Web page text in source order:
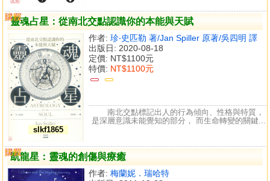
靈魂占星：從南北交點認識你的本能與天賦
slkf1865
作者: 珍‧史匹勒 著/Jan Spiller 原著/吳四明 譯
出版日: 2020-08-18
定價: NT$1100元
特價: NT$1100元
購買
比較
南北交點標記出人的行為傾向、性格與特質，
是深層意識未能覺知的部分， 而生命轉變的關鍵...
凱龍星：靈魂的創傷與療癒
作者: 梅蘭妮．瑞哈特
購買
比較